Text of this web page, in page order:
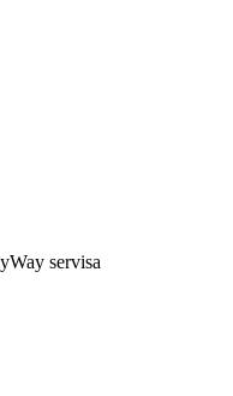
servisa